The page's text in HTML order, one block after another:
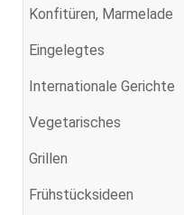
Konfitüren, Marmelade
Eingelegtes
Internationale Gerichte
Vegetarisches
Grillen
Frühstücksideen